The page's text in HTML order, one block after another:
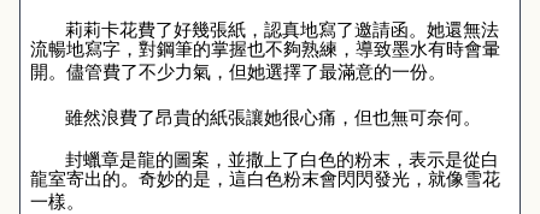
莉莉卡花費了好幾張紙，認真地寫了邀請函。她還無法
流暢地寫字，對鋼筆的掌握也不夠熟練，導致墨水有時會暈
開。儘管費了不少力氣，但她選擇了最滿意的一份。
雖然浪費了昂貴的紙張讓她很心痛，但也無可奈何。
封蠟章是龍的圖案，並撒上了白色的粉末，表示是從白
龍室寄出的。奇妙的是，這白色粉末會閃閃發光，就像雪花
一樣。